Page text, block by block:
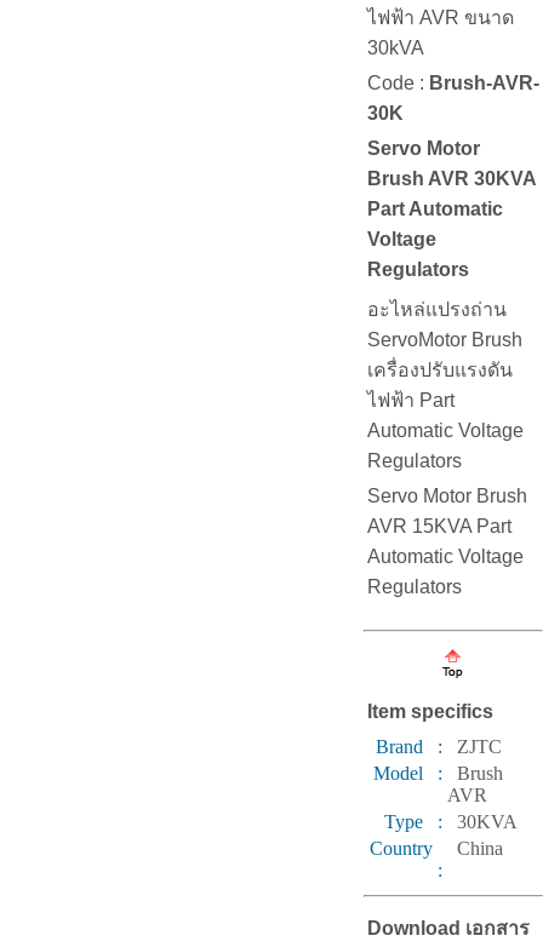
ไฟฟ้า AVR ขนาด
30kVA
Code : Brush-AVR-
30K
Servo Motor
Brush AVR 30KVA
Part Automatic
Voltage
Regulators
อะไหล่แปรงถ่าน
ServoMotor Brush
เครื่องปรับแรงดัน
ไฟฟ้า Part
Automatic Voltage
Regulators
Servo Motor Brush
AVR 15KVA Part
Automatic Voltage
Regulators
Item specifics
Brand :
ZJTC
Model :
Brush
AVR
Type :
30KVA
Country
:
China
Download เอกสาร